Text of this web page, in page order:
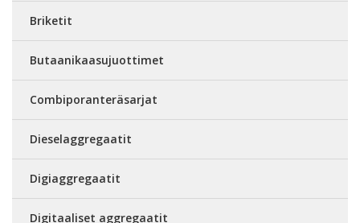
Briketit
Butaanikaasujuottimet
Combiporanteräsarjat
Dieselaggregaatit
Digiaggregaatit
Digitaaliset aggregaatit